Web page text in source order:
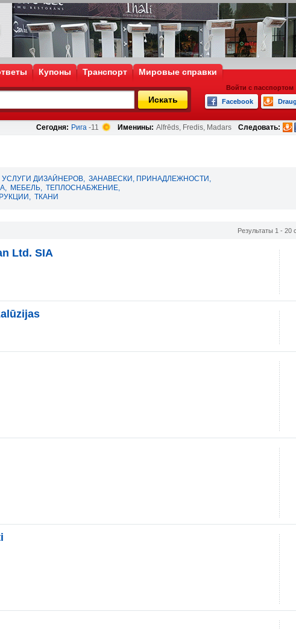
Купоны Транспорт Мировые справки
Искать
Войти с пасспортом
Facebook
Сегодня: Рига -11 Именины: Alfrēds, Fredis, Madars Следовать:
УСЛУГИ ДИЗАЙНЕРОВ, ЗАНАВЕСКИ, ПРИНАДЛЕЖНОСТИ ,
, МЕБЕЛЬ, ТЕПЛОСНАБЖЕНИЕ,
, ТКАНИ
Результаты 1 - 20
Ltd. SIA